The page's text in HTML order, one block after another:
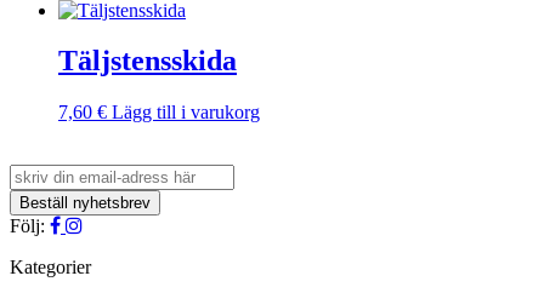
Täljstensskida
7,60 € Lägg till i varukorg
Följ:
Kategorier